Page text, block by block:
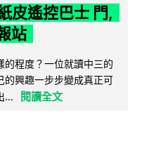
皮遙控巴士 門,
站
程度？一位就讀中三的
的興趣一步步變成真正可
...
閱讀全文